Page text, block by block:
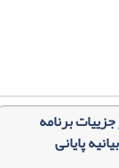
برنامه
پایانی